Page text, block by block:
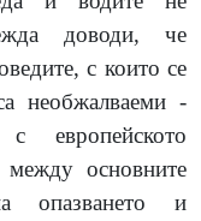
доводи, че
с които се
необжалваеми -
европейското
между основните
опазването и